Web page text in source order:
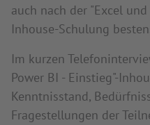
auch nach der "Excel
Inhouse-Schulung
Im kurzen
Power BI - Einstieg"-
Kenntnisstand,
Fragestellungen der